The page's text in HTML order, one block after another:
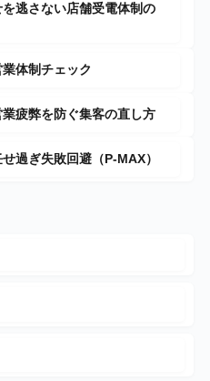
逃さない店舗受電体制の
体制チェック
疲弊を防ぐ集客の直し方
過ぎ失敗回避（P-MAX）